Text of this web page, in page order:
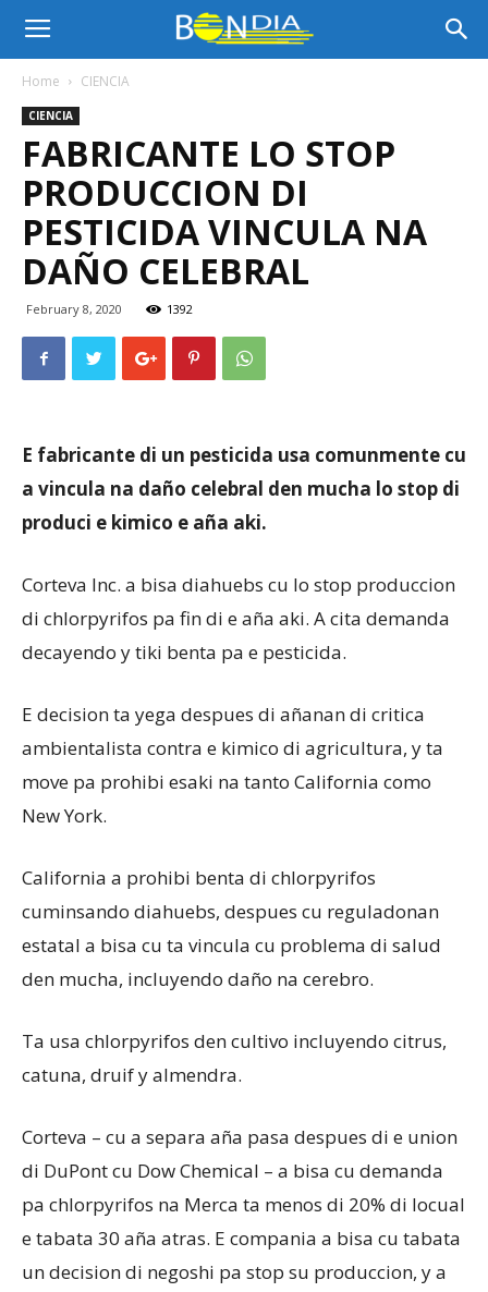
Bon
Dia
Aruba
Home CIENCIA
CIENCIA
FABRICANTE LO STOP
PRODUCCION DI
PESTICIDA VINCULA NA
DAÑO CELEBRAL
February 8, 2020 1392
E fabricante di un pesticida usa comunmente cu
a vincula na daño celebral den mucha lo stop di
produci e kimico e aña aki.
Corteva Inc. a bisa diahuebs cu lo stop produccion
di chlorpyrifos pa fin di e aña aki. A cita demanda
decayendo y tiki benta pa e pesticida.
E decision ta yega despues di añanan di critica
ambientalista contra e kimico di agricultura, y ta
move pa prohibi esaki na tanto California como
New York.
California a prohibi benta di chlorpyrifos
cuminsando diahuebs, despues cu reguladonan
estatal a bisa cu ta vincula cu problema di salud
den mucha, incluyendo daño na cerebro.
Ta usa chlorpyrifos den cultivo incluyendo citrus,
catuna, druif y almendra.
Corteva – cu a separa aña pasa despues di e union
di DuPont cu Dow Chemical – a bisa cu demanda
pa chlorpyrifos na Merca ta menos di 20% di locual
e tabata 30 aña atras. E compania a bisa cu tabata
un decision di negoshi pa stop su produccion, y a